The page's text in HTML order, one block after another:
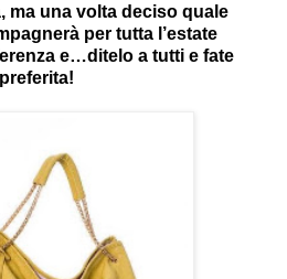
ma una volta deciso quale
per tutta l’estate
e…ditelo a tutti e fate